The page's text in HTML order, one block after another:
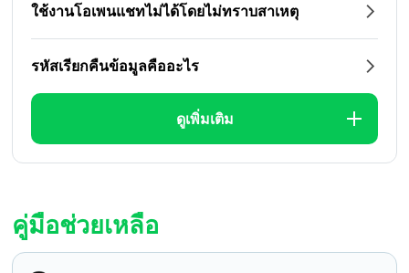
ใช้งานโอเพนแชทไม่ได้โดยไม่ทราบสาเหตุ
รหัสเรียกคืนข้อมูลคืออะไร
ดูเพิ่มเติม
คู่มือช่วยเหลือ